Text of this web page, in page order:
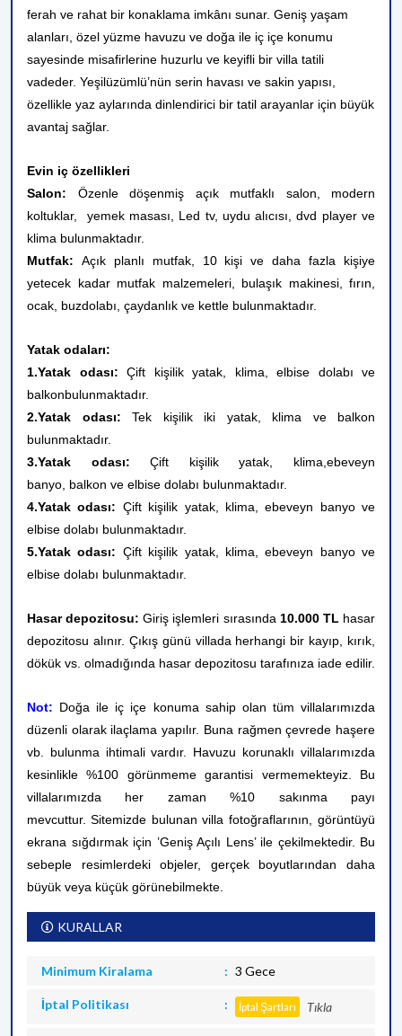
ferah ve rahat bir konaklama imkânı sunar. Geniş yaşam
alanları, özel yüzme havuzu ve doğa ile iç içe konumu
sayesinde misafirlerine huzurlu ve keyifli bir villa tatili
vadeder. Yeşilüzümlü’nün serin havası ve sakin yapısı,
özellikle yaz aylarında dinlendirici bir tatil arayanlar için büyük
avantaj sağlar.
Evin iç özellikleri
Salon: Özenle döşenmiş açık mutfaklı salon, modern
koltuklar, yemek masası, Led tv, uydu alıcısı, dvd player ve
klima bulunmaktadır.
Mutfak: Açık planlı mutfak, 10 kişi ve daha fazla kişiye
yetecek kadar mutfak malzemeleri, bulaşık makinesi, fırın,
ocak, buzdolabı, çaydanlık ve kettle bulunmaktadır.
Yatak odaları:
1.Yatak odası: Çift kişilik yatak, klima, elbise dolabı ve
balkonbulunmaktadır.
2.Yatak odası: Tek kişilik iki yatak, klima ve balkon
bulunmaktadır.
3.Yatak odası:Çift kişilik yatak, klima,ebeveyn
banyo, balkon ve elbise dolabı bulunmaktadır.
4.Yatak odası: Çift kişilik yatak, klima, ebeveyn banyo ve
elbise dolabı bulunmaktadır.
5.Yatak odası: Çift kişilik yatak, klima, ebeveyn banyo ve
elbise dolabı bulunmaktadır.
Hasar depozitosu: Giriş işlemleri sırasında 10.000 TL hasar
depozitosu alınır. Çıkış günü villada herhangi bir kayıp, kırık,
dökük vs. olmadığında hasar depozitosu tarafınıza iade edilir.
Not: Doğa ile iç içe konuma sahip olan tüm villalarımızda
düzenli olarak ilaçlama yapılır. Buna rağmen çevrede haşere
vb. bulunma ihtimali vardır. Havuzu korunaklı villalarımızda
kesinlikle %100 görünmeme garantisi vermemekteyiz. Bu
villalarımızda her zaman %10 sakınma payı
mevcuttur. Sitemizde bulunan villa fotoğraflarının, görüntüyü
ekrana sığdırmak için ’Geniş Açılı Lens’ ile çekilmektedir. Bu
sebeple resimlerdeki objeler, gerçek boyutlarından daha
büyük veya küçük görünebilmekte.
KURALLAR
Minimum Kiralama 3 Gece
İptal Politikası İptal Şartları Tıkla